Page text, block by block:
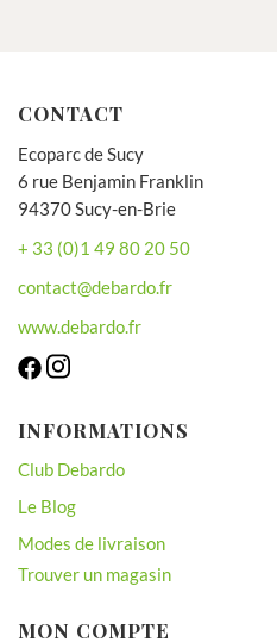
CONTACT
Ecoparc de Sucy
6 rue Benjamin Franklin
94370 Sucy-en-Brie
+ 33 (0)1 49 80 20 50
contact@debardo.fr
www.debardo.fr
INFORMATIONS
Club Debardo
Le Blog
Modes de livraison
Trouver un magasin
MON COMPTE